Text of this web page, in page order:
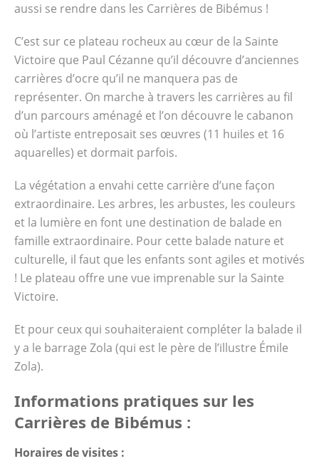
aussi se rendre dans les Carrières de Bibémus !
C’est sur ce plateau rocheux au cœur de la Sainte
Victoire que Paul Cézanne qu’il découvre d’anciennes
carrières d’ocre qu’il ne manquera pas de
représenter. On marche à travers les carrières au fil
d’un parcours aménagé et l’on découvre le cabanon
où l’artiste entreposait ses œuvres (11 huiles et 16
aquarelles) et dormait parfois.
La végétation a envahi cette carrière d’une façon
extraordinaire. Les arbres, les arbustes, les couleurs
et la lumière en font une destination de balade en
famille extraordinaire. Pour cette balade nature et
culturelle, il faut que les enfants sont agiles et motivés
! Le plateau offre une vue imprenable sur la Sainte
Victoire.
Et pour ceux qui souhaiteraient compléter la balade il
y a le barrage Zola (qui est le père de l’illustre Émile
Zola).
Informations pratiques sur les
Carrières de Bibémus :
Horaires de visites :